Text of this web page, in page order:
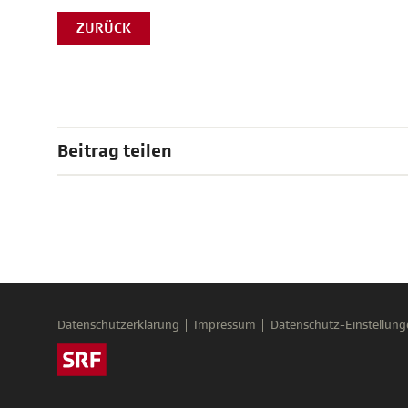
ZURÜCK
Beitrag teilen
Datenschutzerklärung Impressum Datenschutz-